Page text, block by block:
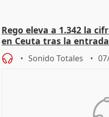
Rego eleva a 1.342 la
en Ceuta tras la
Sonido Totales